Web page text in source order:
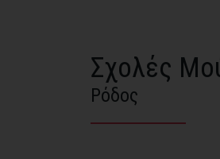
Σχολές
Ρόδος